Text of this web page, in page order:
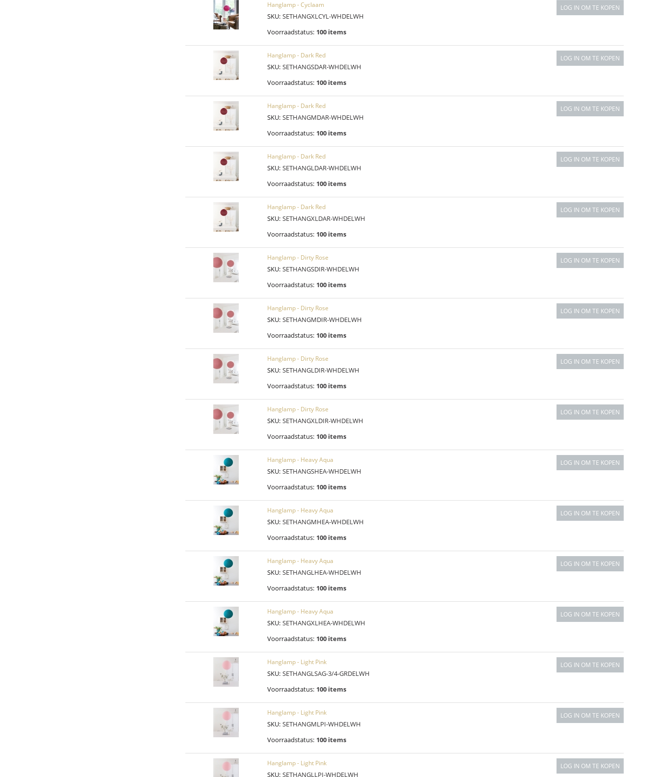
Hanglamp - Cyclaam
SKU: SETHANGXLCYL-WHDELWH
Voorraadstatus: 100 items
LOG IN OM TE KOPEN
Hanglamp - Dark Red
SKU: SETHANGSDAR-WHDELWH
Voorraadstatus: 100 items
LOG IN OM TE KOPEN
Hanglamp - Dark Red
SKU: SETHANGMDAR-WHDELWH
Voorraadstatus: 100 items
LOG IN OM TE KOPEN
Hanglamp - Dark Red
SKU: SETHANGLDAR-WHDELWH
Voorraadstatus: 100 items
LOG IN OM TE KOPEN
Hanglamp - Dark Red
SKU: SETHANGXLDAR-WHDELWH
Voorraadstatus: 100 items
LOG IN OM TE KOPEN
Hanglamp - Dirty Rose
SKU: SETHANGSDIR-WHDELWH
Voorraadstatus: 100 items
LOG IN OM TE KOPEN
Hanglamp - Dirty Rose
SKU: SETHANGMDIR-WHDELWH
Voorraadstatus: 100 items
LOG IN OM TE KOPEN
Hanglamp - Dirty Rose
SKU: SETHANGLDIR-WHDELWH
Voorraadstatus: 100 items
LOG IN OM TE KOPEN
Hanglamp - Dirty Rose
SKU: SETHANGXLDIR-WHDELWH
Voorraadstatus: 100 items
LOG IN OM TE KOPEN
Hanglamp - Heavy Aqua
SKU: SETHANGSHEA-WHDELWH
Voorraadstatus: 100 items
LOG IN OM TE KOPEN
Hanglamp - Heavy Aqua
SKU: SETHANGMHEA-WHDELWH
Voorraadstatus: 100 items
LOG IN OM TE KOPEN
Hanglamp - Heavy Aqua
SKU: SETHANGLHEA-WHDELWH
Voorraadstatus: 100 items
LOG IN OM TE KOPEN
Hanglamp - Heavy Aqua
SKU: SETHANGXLHEA-WHDELWH
Voorraadstatus: 100 items
LOG IN OM TE KOPEN
Hanglamp - Light Pink
SKU: SETHANGLSAG-3/4-GRDELWH
Voorraadstatus: 100 items
LOG IN OM TE KOPEN
Hanglamp - Light Pink
SKU: SETHANGMLPI-WHDELWH
Voorraadstatus: 100 items
LOG IN OM TE KOPEN
Hanglamp - Light Pink
SKU: SETHANGLLPI-WHDELWH
LOG IN OM TE KOPEN